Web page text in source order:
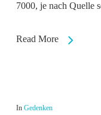
7000, je nach Quelle
Read More
In Gedenken